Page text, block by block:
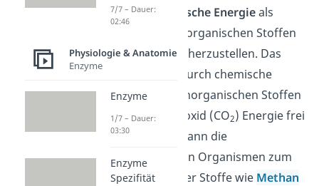
verwendenchemische Energieals
Quelle, um aus anorganischen Stoffen
organische Stoffe herzustellen. Das
läuft so ab, dass durch chemische
Umsetzung von anorganischen Stoffen
wie Kohlenstoffdioxid (CO2) Energie frei
wird. Die nutzen dann die
chemoautotrophen Organismen zum
Aufbau organischer Stoffe wie Methan
7/7 – Dauer:
02:46
Physiologie & Anatomie
Enzyme
Enzyme
1/7 – Dauer:
03:30
Enzyme
Spezifität